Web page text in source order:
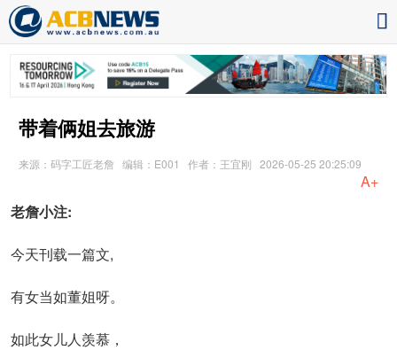
带着俩姐去旅游
来源：码字工匠老詹 编辑：E001 作者：王宜刚 2026-05-25 20:25:09
A+
老詹小注:
今天刊载一篇文,
有女当如董姐呀。
如此女儿人羡慕，